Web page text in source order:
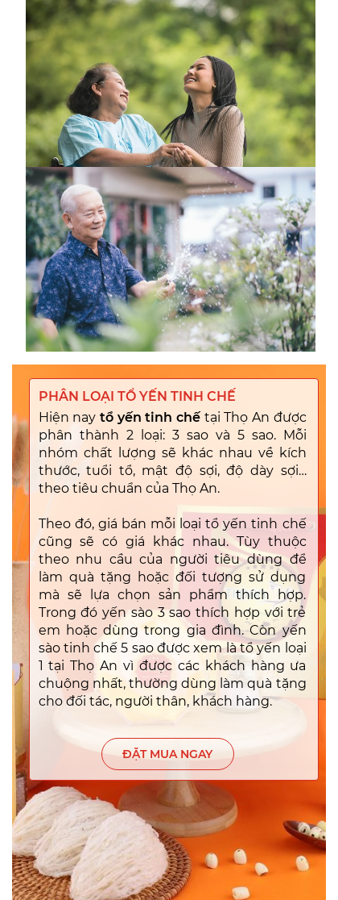
Hiện nay tổ yến tinh chếtại Thọ An được
phân thành 2 loại: 3 sao và 5 sao. Mỗi
nhóm chất lượng sẽ khác nhau về kích
thước, tuổi tổ, mật độ sợi, độ dày sợi…
theo tiêu chuẩn của Thọ An.
Theo đó, giá bán mỗi loại tổ yến tinh chế
cũng sẽ có giá khác nhau. Tùy thuộc
theo nhu cầu của người tiêu dùng để
làm quà tặng hoặc đối tượng sử dụng
mà sẽ lựa chọn sản phẩm thích hợp.
Trong đó yến sào 3 sao thích hợp với trẻ
em hoặc dùng trong gia đình. Còn yến
sào tinh chế 5 sao được xem là tổ yến loại
1 tại Thọ An vì được các khách hàng ưa
chuộng nhất, thường dùng làm quà tặng
cho đối tác, người thân, khách hàng.
PHÂN LOẠI TỔ YẾN TINH CHẾ
ĐẶT MUA NGAY